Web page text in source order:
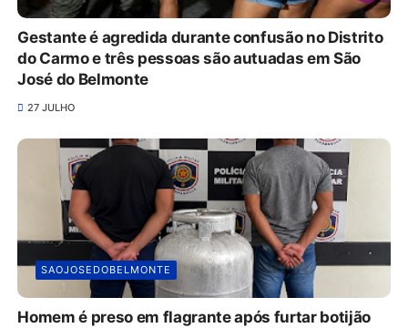
Gestante é agredida durante confusão no Distrito
do Carmo e três pessoas são autuadas em São
José do Belmonte
27 JULHO
SAOJOSEDOBELMONTE
Homem é preso em flagrante após furtar botijão